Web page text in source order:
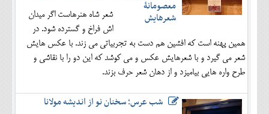
شعر شاه هنرهاست اگر میدان
اش فراخ و گسترده شود. در
همین پهنه است که افشین هم دست به تجربیاتی می زند. با عکس هایش
شعر می گیرد و با شعرهایش عکس و می کوشد که این دو را با نقاشی و
طرح واره هایی بیامیزد و از دهان شعر حرف بزند.
شب عرس؛ سخنان نو از اندیشه مولانا